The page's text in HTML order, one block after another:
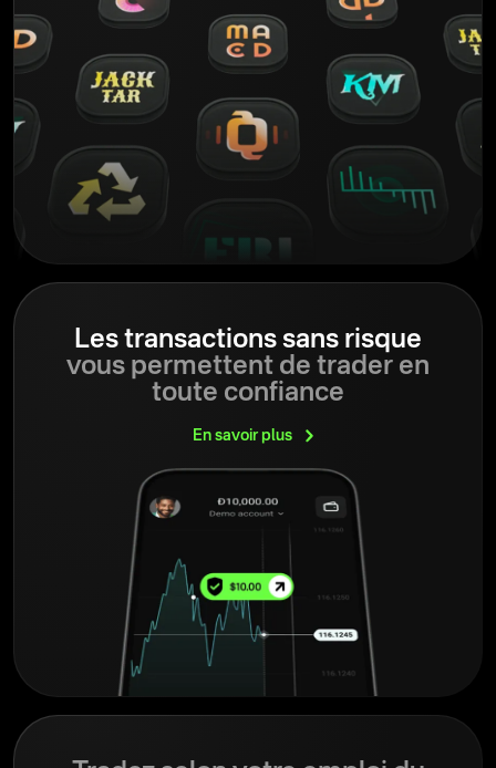
Les transactions sans risque
vous permettent de trader en
toute confiance
En savoirplus